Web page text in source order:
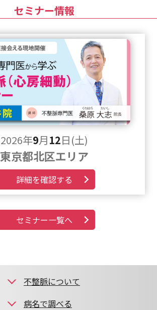
セミナー情報
2026年9月12日(土)
東京都北区エリア
詳細を確認する
セミナー一覧へ
不整脈について
病名で調べる